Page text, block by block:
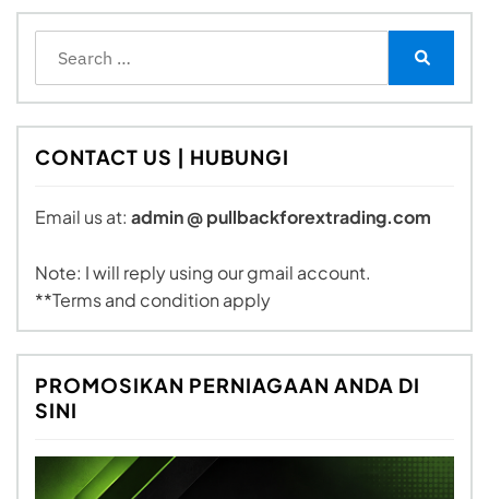
for:
CONTACT US | HUBUNGI
Email us at: admin @ pullbackforextrading.com
Note: I will reply using our gmail account.
**Terms and condition apply
PROMOSIKAN PERNIAGAAN ANDA DI
SINI